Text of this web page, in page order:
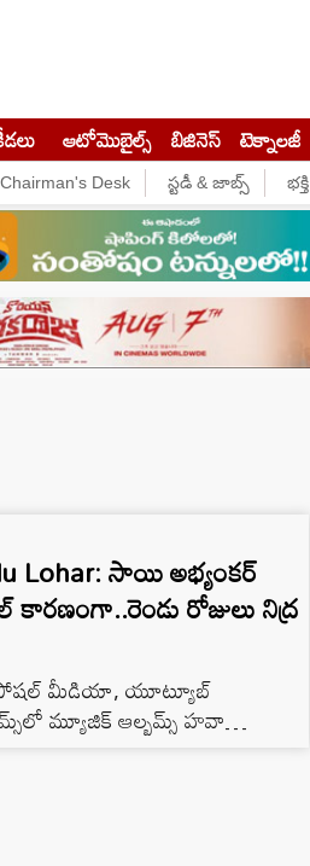
ఆటోమొబైల్స్ బిజినెస్‌ టెక్నాలజీ
Chairman's Desk స్టడీ & జాబ్స్ భక్తి
Lohar: సాయి అభ్యంకర్
రోజులు నిద్ర
సోషల్ మీడియా, యూట్యూబ్
మ్యూజిక్ ఆల్బమ్స్ హవా
ముఖ్యంగా ‘డ్యూడ్’ సినిమాతో మ్యూజిక్